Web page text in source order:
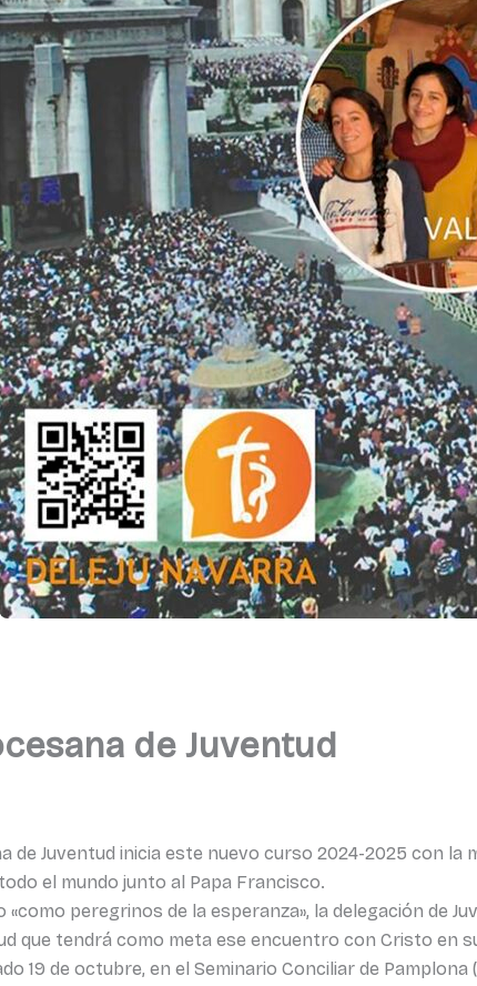
de Juventud
de Juventud inicia este nuevo curso 2024-2025 con la
el mundo junto al Papa Francisco.
«como peregrinos de la esperanza», la delegación de
que tendrá como meta ese encuentro con Cristo en
19 de octubre, en el Seminario Conciliar de Pamplona